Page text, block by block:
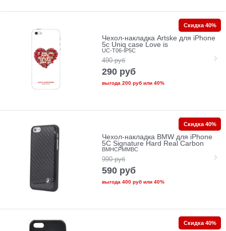
Чехол-накладка Artske для iPhone
5с Uniq case Love is
UC-T06-IP5C
490 руб
290 руб
выгода 200 рубили 40%
Скидка 40%
Чехол-накладка BMW для iPhone
5C Signature Hard Real Carbon
BMHCPMMBC
990 руб
590 руб
выгода 400 рубили 40%
Скидка 40%
Скидка 40%